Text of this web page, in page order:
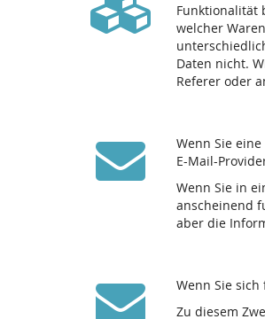
Funktionalität
welcher
Daten nicht.
Referer oder
Wenn Sie
E-Mail-
Wenn Sie in
anscheinend
aber die
Wenn Sie
Zu diesem